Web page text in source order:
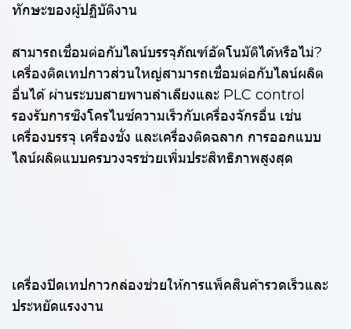
ทักษะของผู้ปฏิบัติงาน
สามารถเชื่อมต่อกับไลน์บรรจุภัณฑ์อัตโนมัติได้หรือไม่?
เครื่องติดเทปกาวส่วนใหญ่สามารถเชื่อมต่อกับไลน์ผลิต
อื่นได้ ผ่านระบบสายพานลำเลียงและ PLC control
รองรับการซิงโครไนซ์ความเร็วกับเครื่องจักรอื่น เช่น
เครื่องบรรจุ เครื่องชั่ง และเครื่องติดฉลาก การออกแบบ
ไลน์ผลิตแบบครบวงจรช่วยเพิ่มประสิทธิภาพสูงสุด
เครื่องปิดเทปกาวกล่องช่วยให้การแพ็คสินค้ารวดเร็วและ
ประหยัดแรงงาน